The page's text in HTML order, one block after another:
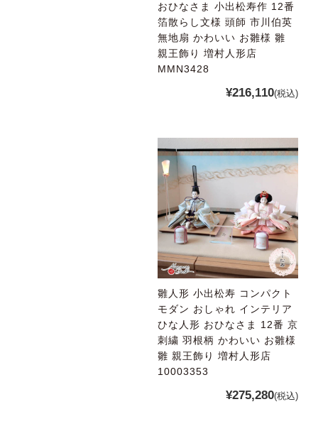
おひなさま 小出松寿作 12番
箔散らし文様 頭師 市川伯英
無地扇 かわいい お雛様 雛
親王飾り 増村人形店
MMN3428
¥216,110(税込)
雛人形 小出松寿 コンパクト
モダン おしゃれ インテリア
ひな人形 おひなさま 12番 京
刺繍 羽根柄 かわいい お雛様
雛 親王飾り 増村人形店
10003353
¥275,280(税込)